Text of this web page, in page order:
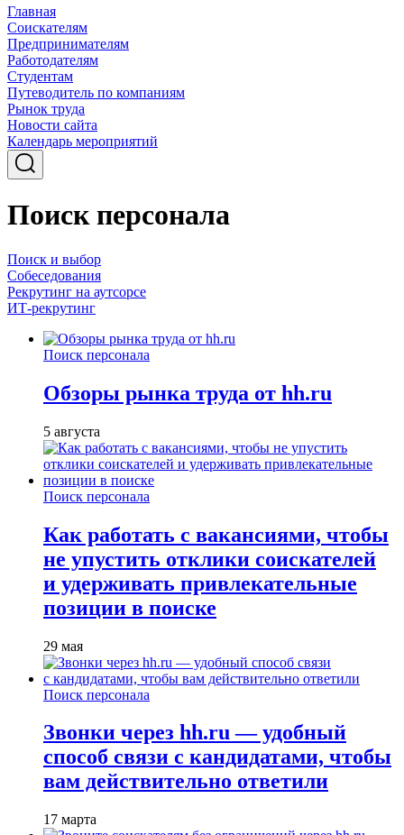
Главная
Соискателям
Предпринимателям
Работодателям
Студентам
Путеводитель по компаниям
Рынок труда
Новости сайта
Календарь мероприятий
Поиск персонала
Поиск и выбор
Собеседования
Рекрутинг на аутсорсе
ИТ-рекрутинг
Поиск персонала
Обзоры рынка труда от hh.ru
5 августа
Поиск персонала
Как работать с вакансиями, чтобы
не упустить отклики соискателей
и удерживать привлекательные
позиции в поиске
29 мая
Поиск персонала
Звонки через hh.ru — удобный
способ связи с кандидатами, чтобы
вам действительно ответили
17 марта